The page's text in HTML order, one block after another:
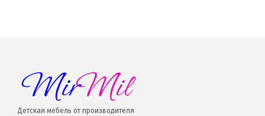
Детская мебель от производителя